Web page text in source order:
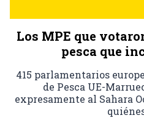
Los MPE que
pesca que
415 parlamentarios
de Pesca UE-
expresamente al Sahara